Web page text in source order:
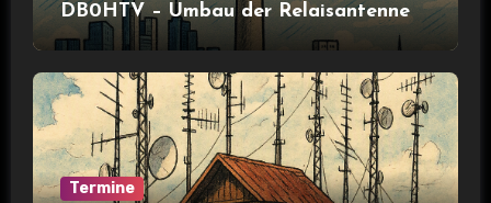
DB0HTV – Umbau der Relaisantenne
Termine